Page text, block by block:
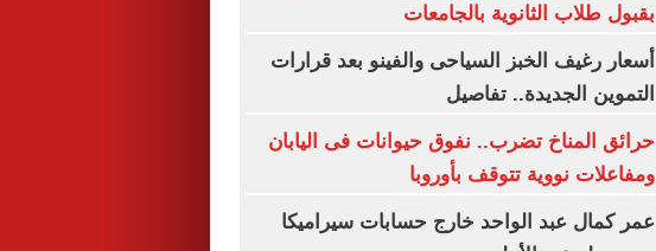
بقبول طلاب الثانوية بالجامعات
أسعار رغيف الخبز السياحى والفينو بعد قرارات
التموين الجديدة.. تفاصيل
حرائق المناخ تضرب.. نفوق حيوانات فى اليابان
ومفاعلات نووية تتوقف بأوروبا
عمر كمال عبد الواحد خارج حسابات سيراميكا